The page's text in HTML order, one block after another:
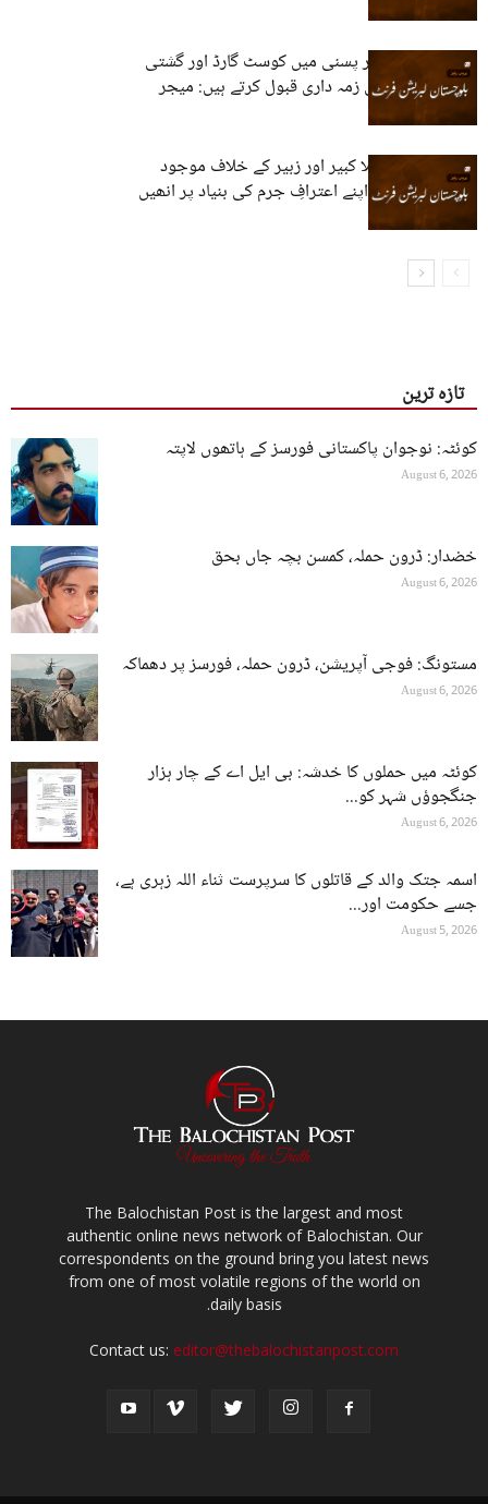
بلیدہ، کراچی، اور پسنی میں کوسٹ گارڈ اور گشتی
ٹیم پر حملوں کی زمہ داری قبول کرتے ہیں: میجر
گہرام بلوچ
ریاستی آلہ کار ملا کبیر اور زبیر کے خلاف موجود
شواہد اور ان کے اپنے اعترافِ جرم کی بنیاد پر انھیں
ان کے منطقی...
تازہ ترین
کوئٹہ: نوجوان پاکستانی فورسز کے ہاتھوں لاپتہ
August 6, 2026
خضدار: ڈرون حملہ، کمسن بچہ جاں بحق
August 6, 2026
مستونگ: فوجی آپریشن، ڈرون حملہ، فورسز پر دھماکہ
August 6, 2026
کوئٹہ میں حملوں کا خدشہ: بی ایل اے کے چار ہزار
جنگجوؤں شہر کو...
August 6, 2026
اسمہ جتک والد کے قاتلوں کا سرپرست ثناء اللہ زہری ہے،
جسے حکومت اور...
August 5, 2026
The Balochistan Post is the largest and most
authentic online news network of Balochistan. Our
correspondents on the ground bring you latest news
from one of most volatile regions of the world on
daily basis.
Contact us: editor@thebalochistanpost.com